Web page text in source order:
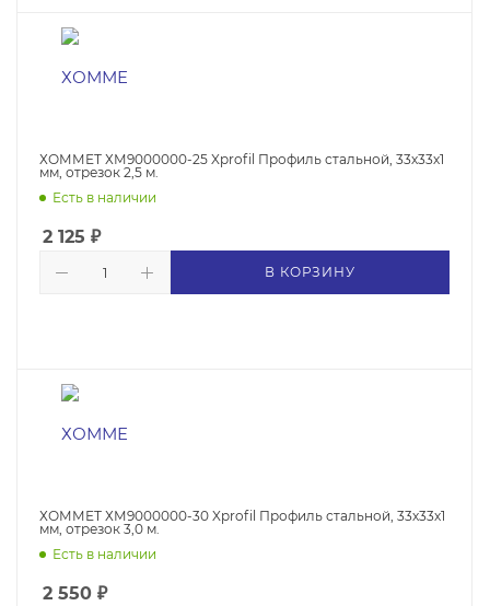
ХОММЕТ ХМ9000000-25 Xprofil Профиль стальной, 33х33х1
мм, отрезок 2,5 м.
Есть в наличии
2 125 ₽
В КОРЗИНУ
ХОММЕТ ХМ9000000-30 Xprofil Профиль стальной, 33х33х1
мм, отрезок 3,0 м.
Есть в наличии
2 550 ₽